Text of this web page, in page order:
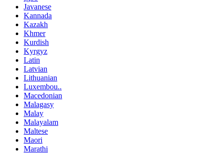
Javanese
Kannada
Kazakh
Khmer
Kurdish
Kyrgyz
Latin
Latvian
Lithuanian
Luxembou..
Macedonian
Malagasy
Malay
Malayalam
Maltese
Maori
Marathi